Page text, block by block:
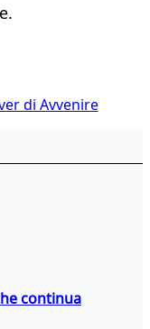
di Avvenire
continua